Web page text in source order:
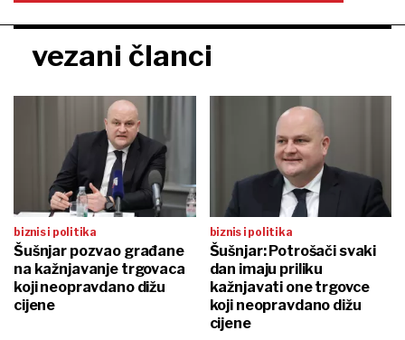
vezani članci
biznis i politika
Šušnjar pozvao građane
na kažnjavanje trgovaca
koji neopravdano dižu
cijene
biznis i politika
Šušnjar: Potrošači svaki
dan imaju priliku
kažnjavati one trgovce
koji neopravdano dižu
cijene